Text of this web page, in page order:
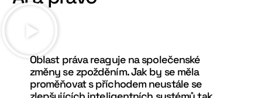
Oblast práva reaguje na společenské
změny se zpožděním. Jak by se měla
proměňovat s příchodem neustále se